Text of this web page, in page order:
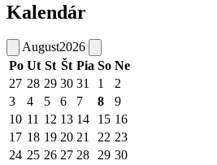
Kalendár
August2026
Po Ut St Št Pia So Ne
27 28 29 30 31 1
2
3
4 5 6 7 8
9
10 11 12 13 14 15 16
17 18 19 20 21 22 23
24 25 26 27 28 29 30